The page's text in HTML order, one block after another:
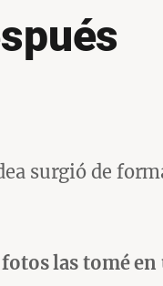
surgió de
fotos las tomé